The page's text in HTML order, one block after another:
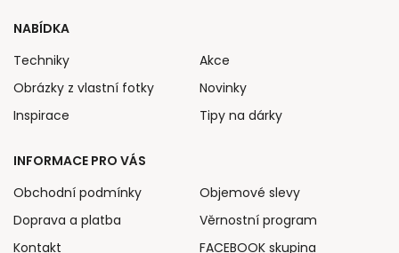
NABÍDKA
Techniky
Obrázky z vlastní fotky
Inspirace
Akce
Novinky
Tipy na dárky
INFORMACE PRO VÁS
Obchodní podmínky
Doprava a platba
Kontakt
Objemové slevy
Věrnostní program
FACEBOOK skupina